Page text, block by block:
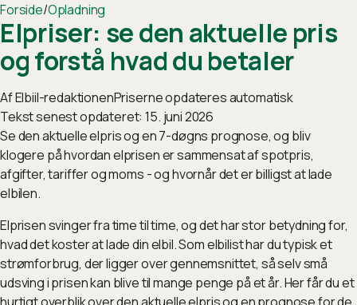
Forside/Opladning
Elpriser: se den aktuelle pris
og forstå hvad du betaler
AfElbiil-redaktionenPriserne opdateres automatisk
Tekst senest opdateret:15. juni 2026
Se den aktuelle elpris og en 7-døgns prognose, og bliv
klogere på hvordan elprisen er sammensat af spotpris,
afgifter, tariffer og moms - og hvornår det er billigst at lade
elbilen.
Elprisen svinger fra time til time, og det har stor betydning for,
hvad det koster at lade din elbil. Som elbilist har du typisk et
strømforbrug, der ligger over gennemsnittet, så selv små
udsving i prisen kan blive til mange penge på et år. Her får du et